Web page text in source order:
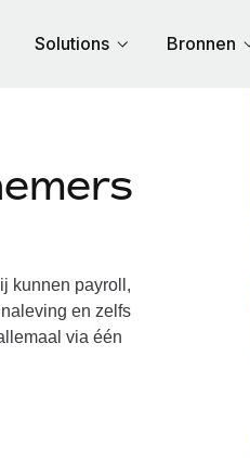
Solutions Bronnen
kunnen payroll,
en zelfs
via één